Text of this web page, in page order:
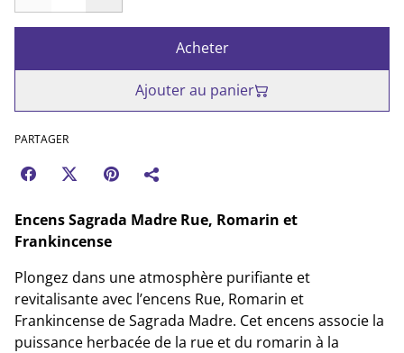
Acheter
Ajouter au panier
PARTAGER
Encens Sagrada Madre Rue, Romarin et
Frankincense
Plongez dans une atmosphère purifiante et
revitalisante avec l’encens Rue, Romarin et
Frankincense de Sagrada Madre. Cet encens associe la
puissance herbacée de la rue et du romarin à la